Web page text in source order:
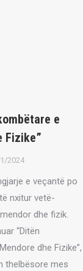
e
Fizike”
2024
e veçantë po
nxitur vetë-
dhe fizik.
“Ditën
dhe Fizike”,
thelbësore mes